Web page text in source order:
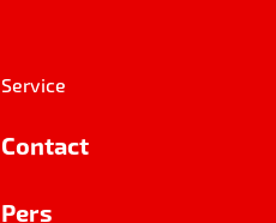
Service
Contact
Pers